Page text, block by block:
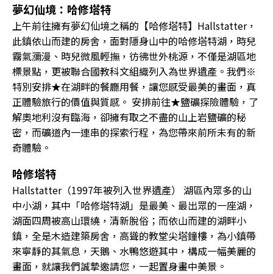
夢幻仙境：哈修塔特
上午前往擁有夢幻仙境之稱的【哈修塔特】Hallstatter，
此鎮依山而建的房舍，面對隱身山中的哈修塔特湖，時兒
霧氣瀰漫、時兒微風輕撫，彷彿世外桃源，不僅是湖區地
標景點，更被聯合國教科文組織列入為世界遺產。我們※
特別安排★在湖畔的餐廳用餐，讓您感受最美的畫面，真
正體驗旅行的價值與質感。 安排前往★鹽礦探險體驗，了
解奧地利沒有臨海，卻擁有取之不盡的山上岩鹽礦的秘
密，而礦道內一連串的探索行程，為您帶來前所未有的新
奇體驗。
哈修塔特
Hallstatter（1997年被列入世界遺產） 湖區內眾多的山
中小湖，其中「哈修塔特湖」是最美、最出眾的一座湖，
湖面四周被高山環繞，清新脫俗；而依山而建的湖畔小
鎮，全是木造建築房舍，高聳的教堂尖塔鐘樓，為小鎮帶
來寧靜的其氣息，天鵝、水鴨悠遊其中，構成一幅美麗的
畫面，就讓我們誠摯邀請您，一起置身畫中美景。